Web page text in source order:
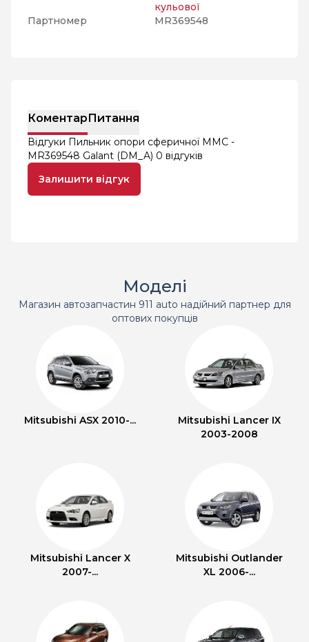
кульової
Партномер
MR369548
КоментарПитання
Відгуки Пильник опори сферичної MMC -
MR369548 Galant (DM_A) 0 відгуків
Залишити відгук
Моделі
Магазин автозапчастин 911 auto надійний партнер для
оптових покупців
Mitsubishi ASX 2010-...
Mitsubishi Lancer IX
2003-2008
Mitsubishi Lancer X
2007-...
Mitsubishi Outlander
XL 2006-...